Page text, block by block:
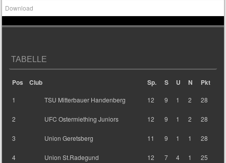
Download
TABELLE
Pos Club Sp. S U N Pkt
1 TSU Mitterbauer Handenberg 12 9 1 2 28
2 UFC Ostermiething Juniors 12 9 1 2 28
3 Union Geretsberg 11 9 1 1 28
4 Union St.Radegund 12 7 4 1 25